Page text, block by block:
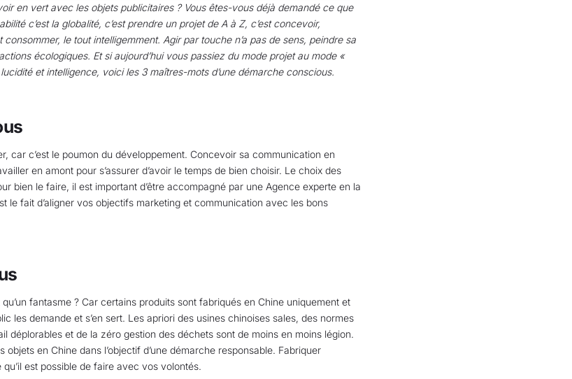
en vert avec les objets publicitaires ? Vous êtes-vous déjà demandé ce que
c’est la globalité, c’est prendre un projet de A à Z, c’est concevoir,
le tout intelligemment. Agir par touche n’a pas de sens, peindre sa
écologiques. Et si aujourd’hui vous passiez du mode projet au mode «
et intelligence, voici les 3 maîtres-mots d’une démarche conscious.
car c’est le poumon du développement. Concevoir sa communication en
en amont pour s’assurer d’avoir le temps de bien choisir. Le choix des
bien le faire, il est important d’être accompagné par une Agence experte en la
le fait d’aligner vos objectifs marketing et communication avec les bons
qu’un fantasme ? Car certains produits sont fabriqués en Chine uniquement et
les demande et s’en sert. Les apriori des usines chinoises sales, des normes
déplorables et de la zéro gestion des déchets sont de moins en moins légion.
objets en Chine dans l’objectif d’une démarche responsable. Fabriquer
est possible de faire avec vos volontés.